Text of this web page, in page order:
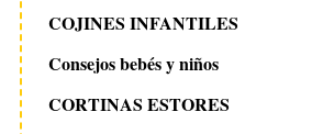
COJINES INFANTILES
Consejos bebés y niños
CORTINAS ESTORES